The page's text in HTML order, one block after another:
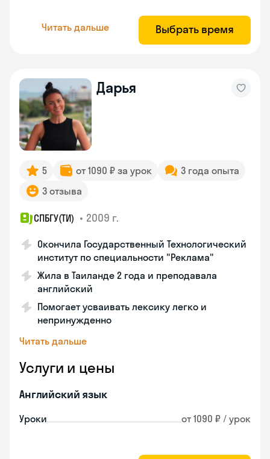
Читать дальше Выбрать время
Дарья
5 от 1090 ₽ за урок
3 года опыта
3 отзыва
СПБГУ(ТИ) • 2009 г.
Окончила Государственный Технологический
институт по специальности "Реклама"
Жила в Таиланде 2 года и преподавала
английский
Помогает усваивать лексику легко и
непринужденно
Читать дальше
Услуги и цены
Английский язык
Уроки от 1090 ₽ / урок